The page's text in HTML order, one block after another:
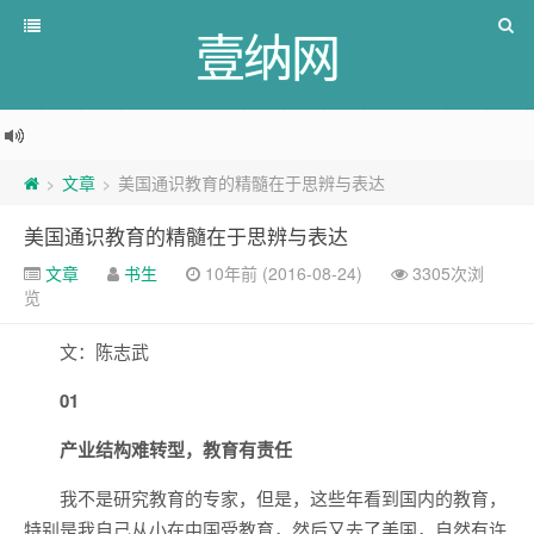
壹纳网
> 文章 > 美国通识教育的精髓在于思辨与表达
美国通识教育的精髓在于思辨与表达
文章 书生 10年前 (2016-08-24)
3305次浏
览
文：陈志武
01
产业结构难转型，教育有责任
我不是研究教育的专家，但是，这些年看到国内的教育，
特别是我自己从小在中国受教育，然后又去了美国，自然有许